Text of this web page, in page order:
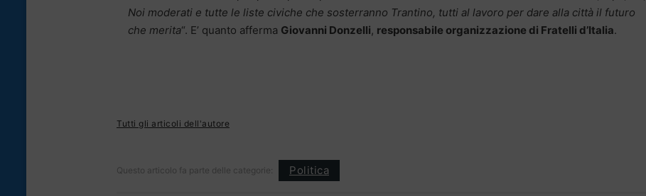
Noi moderati e tutte le liste civiche che sosterranno Trantino, tutti al lavoro per dare alla città il futuro
che merita“. E’ quanto afferma Giovanni Donzelli, responsabile organizzazione di Fratelli d’Italia.
Tutti gli articoli dell'autore
Questo articolo fa parte delle categorie: Politica